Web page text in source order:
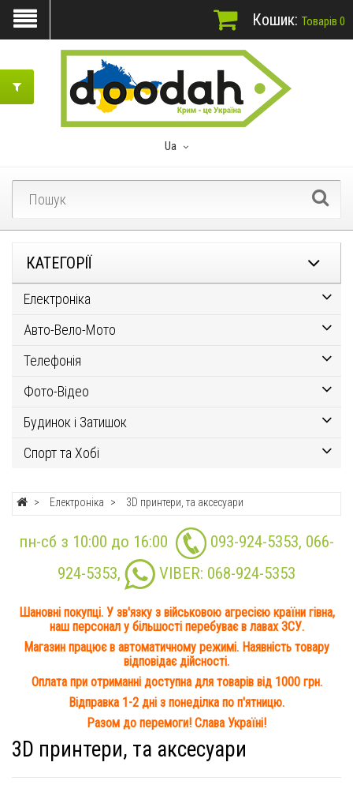
Ua
Кошик: Товарів 0
КАТЕГОРІЇ
Електроніка
Авто-Вело-Мото
Телефонія
Фото-Відео
Будинок і Затишок
Спорт та Хобі
Електроніка 3D принтери, та аксесуари
пн-сб з 10:00 до 16:00 093-924-5353, 066-
924-5353, VIBER: 068-924-5353
Шановні покупці. У зв'язку з військовою агресією країни гівна,
наш персонал у більшості перебуває в лавах ЗСУ.
Магазин працює в автоматичному режимі. Наявність товару
відповідає дійсності.
Оплата при отриманні доступна для товарів від 1000 грн.
Відправка 1-2 дні з понеділка по п'ятницю.
Разом до перемоги! Слава Україні!
3D принтери, та аксесуари